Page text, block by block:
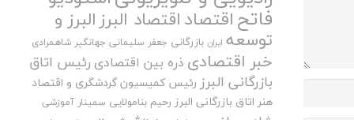
فاتحاقتصاداقتصاد البرزالبرز و
توسعه ایران بازرگانی جعفر سلیمانی جهانگیر شاهمرادی
خبر اقتصادی ذره بین اقتصادی رئیس اتاق
بازرگانی البرز رئیس کمیسیون گردشگری و اقتصاد
هنر اتاق بازرگانی البرز رحیم بنامولایی سمینار آموزشی